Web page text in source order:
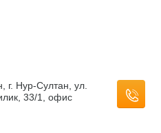
г. Нур-Султан, ул.
33/1, офис